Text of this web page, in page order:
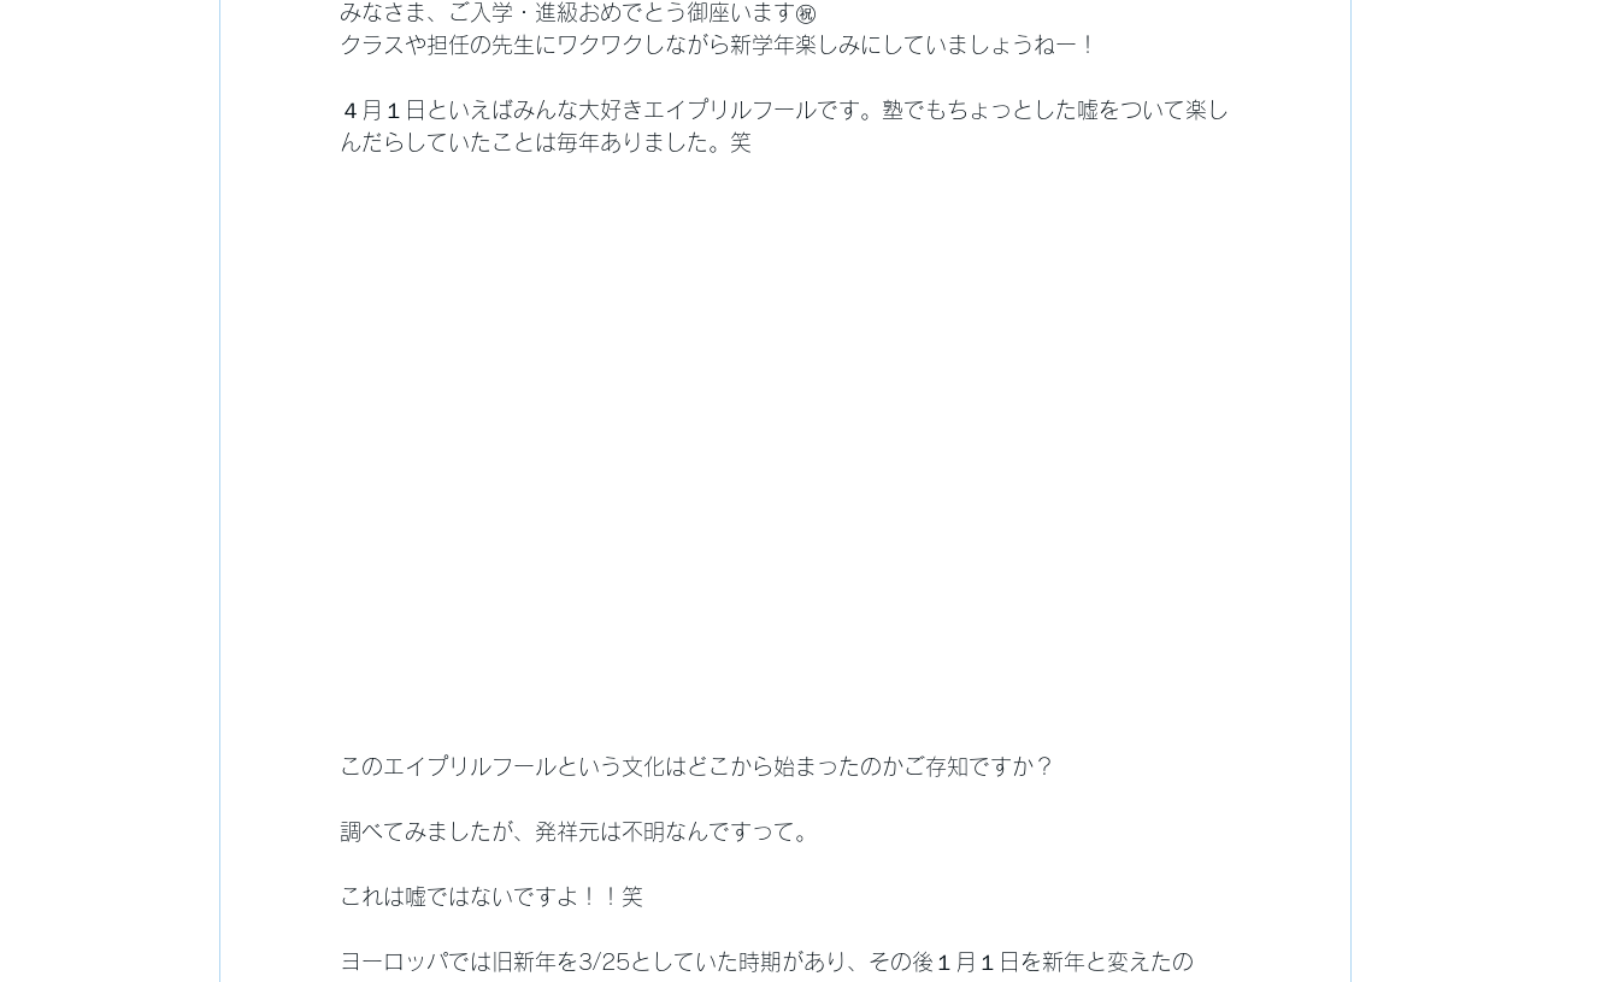
みなさま、ご入学・進級おめでとう御座います㊗️
クラスや担任の先生にワクワクしながら新学年楽しみにしていましょうねー！
４月１日といえばみんな大好きエイプリルフールです。塾でもちょっとした嘘をついて楽し
んだらしていたことは毎年ありました。笑
このエイプリルフールという文化はどこから始まったのかご存知ですか？
調べてみましたが、発祥元は不明なんですって。
これは嘘ではないですよ！！笑
ヨーロッパでは旧新年を3/25としていた時期があり、その後１月１日を新年と変えたの